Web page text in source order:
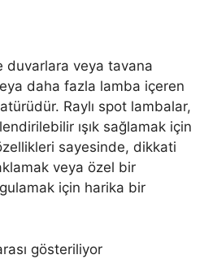
duvarlara veya tavana
daha fazla lamba içeren
Raylı spot lambalar,
ışık sağlamak için
sayesinde, dikkati
veya özel bir
için harika bir
gösteriliyor